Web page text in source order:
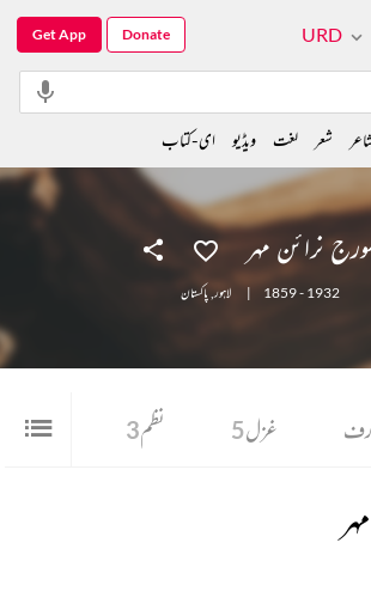
نرائن مہر
1859 - 1932
| لاہور, پاکستان
غزل5 نظم3 شعر3
URD
Get App Donate
شعر لغت ویڈیو ای-کتاب